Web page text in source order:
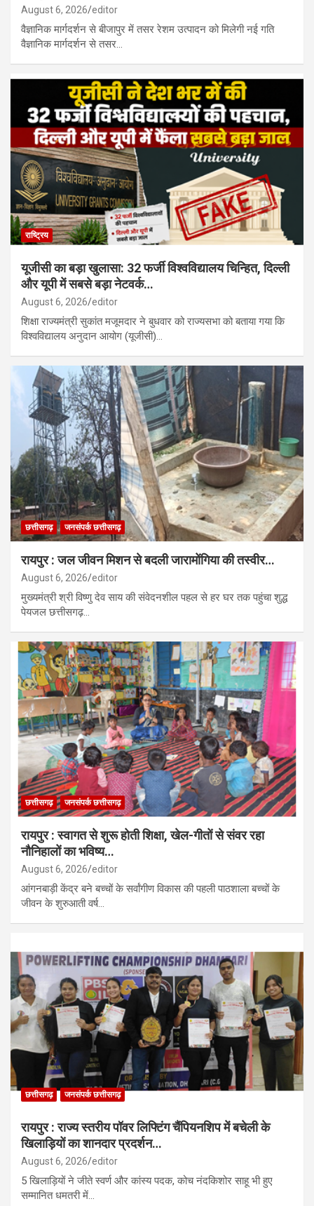
August 6, 2026 editor
वैज्ञानिक मार्गदर्शन से बीजापुर में तसर रेशम उत्पादन को मिलेगी नई गति
वैज्ञानिक मार्गदर्शन से तसर…
राष्ट्रिय
यूजीसी का बड़ा खुलासा: 32 फर्जी विश्वविद्यालय चिन्हित, दिल्ली
और यूपी में सबसे बड़ा नेटवर्क…
August 6, 2026 editor
शिक्षा राज्यमंत्री सुकांत मजूमदार ने बुधवार को राज्यसभा को बताया गया कि
विश्वविद्यालय अनुदान आयोग (यूजीसी)…
छत्तीसगढ़ जनसंपर्क छत्तीसगढ़
रायपुर : जल जीवन मिशन से बदली जारामोंगिया की तस्वीर…
August 6, 2026 editor
मुख्यमंत्री श्री विष्णु देव साय की संवेदनशील पहल से हर घर तक पहुंचा शुद्ध
पेयजल छत्तीसगढ़…
छत्तीसगढ़ जनसंपर्क छत्तीसगढ़
रायपुर : स्वागत से शुरू होती शिक्षा, खेल-गीतों से संवर रहा
नौनिहालों का भविष्य…
August 6, 2026 editor
आंगनबाड़ी केंद्र बने बच्चों के सर्वांगीण विकास की पहली पाठशाला बच्चों के
जीवन के शुरुआती वर्ष…
छत्तीसगढ़ जनसंपर्क छत्तीसगढ़
रायपुर : राज्य स्तरीय पॉवर लिफ्टिंग चैंपियनशिप में बचेली के
खिलाड़ियों का शानदार प्रदर्शन…
August 6, 2026 editor
5 खिलाड़ियों ने जीते स्वर्ण और कांस्य पदक, कोच नंदकिशोर साहू भी हुए
सम्मानित धमतरी में…